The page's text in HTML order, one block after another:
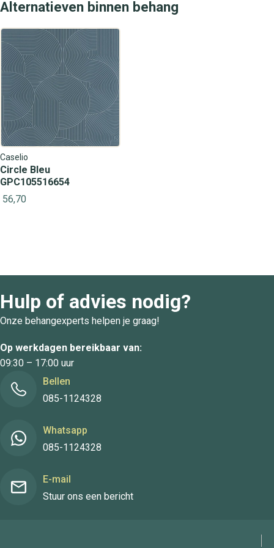
Alternatieven binnen behang
Caselio
Circle Bleu
GPC105516654
56,70
Hulp of advies nodig?
Onze behangexperts helpen je graag!
Op werkdagen bereikbaar van:
09:30 – 17:00 uur
Bellen
085-1124328
Whatsapp
085-1124328
E-mail
Stuur ons een bericht